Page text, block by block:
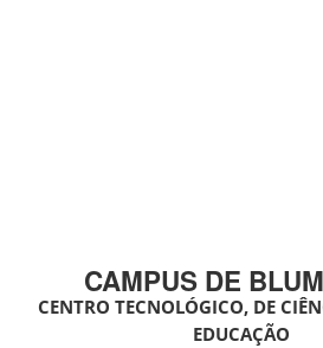
CAMPUS DE
CENTRO TECNOLÓGICO, DE
EDUCAÇÃO